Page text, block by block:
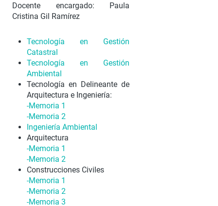
Docente encargado: Paula
Cristina Gil Ramírez
Tecnología en Gestión
Catastral
Tecnología en Gestión
Ambiental
Tecnología en Delineante de
Arquitectura e Ingeniería:
-Memoria 1
-Memoria 2
Ingeniería Ambiental
Arquitectura
-Memoria 1
-Memoria 2
Construcciones Civiles
-Memoria 1
-Memoria 2
-Memoria 3